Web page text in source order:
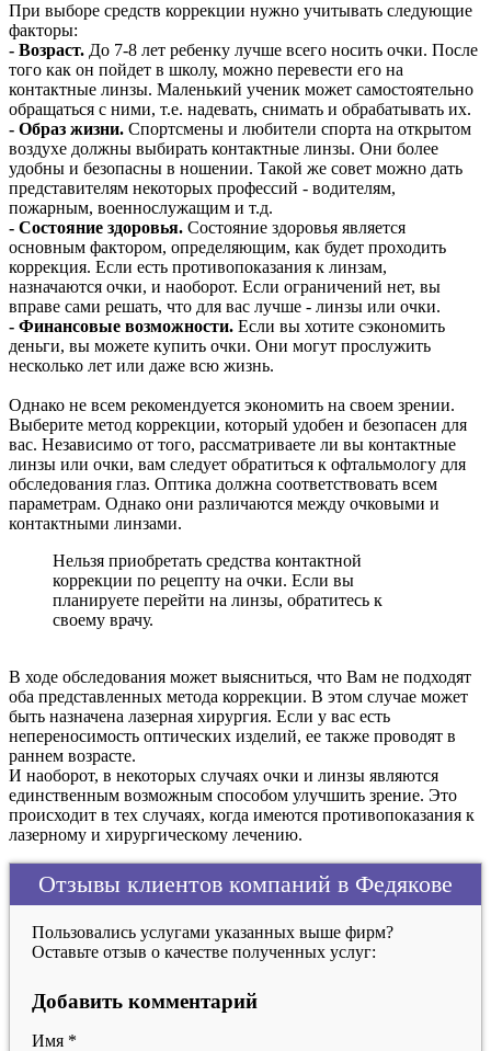
При выборе средств коррекции нужно учитывать следующие
факторы:
- Возраст. До 7-8 лет ребенку лучше всего носить очки. После
того как он пойдет в школу, можно перевести его на
контактные линзы. Маленький ученик может самостоятельно
обращаться с ними, т.е. надевать, снимать и обрабатывать их.
- Образ жизни. Спортсмены и любители спорта на открытом
воздухе должны выбирать контактные линзы. Они более
удобны и безопасны в ношении. Такой же совет можно дать
представителям некоторых профессий - водителям,
пожарным, военнослужащим и т.д.
- Состояние здоровья. Состояние здоровья является
основным фактором, определяющим, как будет проходить
коррекция. Если есть противопоказания к линзам,
назначаются очки, и наоборот. Если ограничений нет, вы
вправе сами решать, что для вас лучше - линзы или очки.
- Финансовые возможности. Если вы хотите сэкономить
деньги, вы можете купить очки. Они могут прослужить
несколько лет или даже всю жизнь.
Однако не всем рекомендуется экономить на своем зрении.
Выберите метод коррекции, который удобен и безопасен для
вас. Независимо от того, рассматриваете ли вы контактные
линзы или очки, вам следует обратиться к офтальмологу для
обследования глаз. Оптика должна соответствовать всем
параметрам. Однако они различаются между очковыми и
контактными линзами.
Нельзя приобретать средства контактной
коррекции по рецепту на очки. Если вы
планируете перейти на линзы, обратитесь к
своему врачу.
В ходе обследования может выясниться, что Вам не подходят
оба представленных метода коррекции. В этом случае может
быть назначена лазерная хирургия. Если у вас есть
непереносимость оптических изделий, ее также проводят в
раннем возрасте.
И наоборот, в некоторых случаях очки и линзы являются
единственным возможным способом улучшить зрение. Это
происходит в тех случаях, когда имеются противопоказания к
лазерному и хирургическому лечению.
Отзывы клиентов компаний в Федякове
Пользовались услугами указанных выше фирм?
Оставьте отзыв о качестве полученных услуг:
Добавить комментарий
Имя *